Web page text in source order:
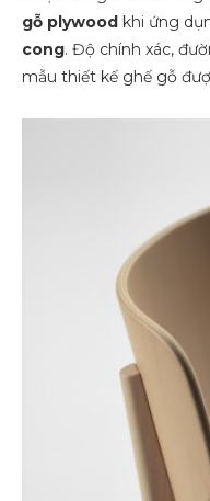
gỗ plywood khi ứng
cong. Độ chính xác,
mẫu thiết kế ghế gỗ